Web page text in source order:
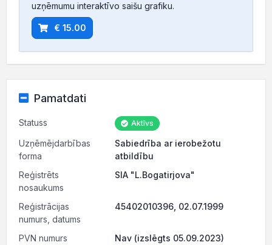
uzņēmumu interaktīvo saišu grafiku.
€ 15.00
Pamatdati
Statuss Aktīvs
Uzņēmējdarbības
forma
Sabiedrība ar ierobežotu
atbildību
Reģistrēts
nosaukums
SIA "L.Bogatirjova"
Reģistrācijas
numurs, datums
45402010396, 02.07.1999
PVN numurs
Nav (izslēgts 05.09.2023)